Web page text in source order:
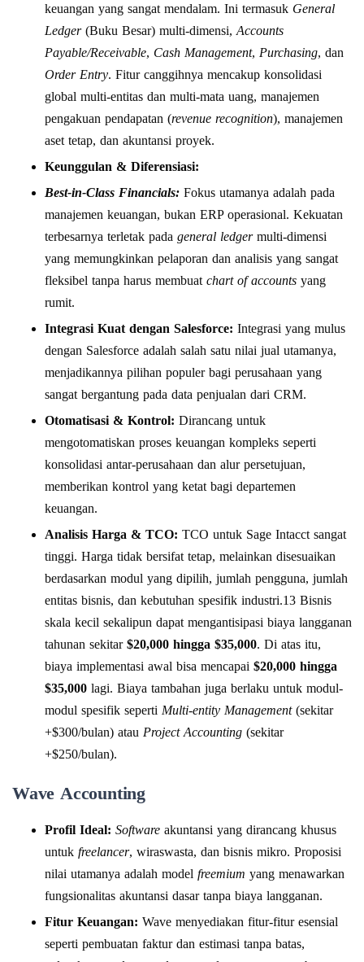
keuangan yang sangat mendalam. Ini termasuk General
Ledger(Buku Besar) multi-dimensi, Accounts
Payable/Receivable, Cash Management, Purchasing, dan
Order Entry. Fitur canggihnya mencakup konsolidasi
global multi-entitas dan multi-mata uang, manajemen
pengakuan pendapatan (revenue recognition), manajemen
aset tetap, dan akuntansi proyek.
Keunggulan & Diferensiasi:
Best-in-Class Financials: Fokus utamanya adalah pada
manajemen keuangan, bukan ERP operasional. Kekuatan
terbesarnya terletak pada general ledgermulti-dimensi
yang memungkinkan pelaporan dan analisis yang sangat
fleksibel tanpa harus membuat chart of accounts yang
rumit.
Integrasi Kuat dengan Salesforce: Integrasi yang mulus
dengan Salesforce adalah salah satu nilai jual utamanya,
menjadikannya pilihan populer bagi perusahaan yang
sangat bergantung pada data penjualan dari CRM.
Otomatisasi & Kontrol: Dirancang untuk
mengotomatiskan proses keuangan kompleks seperti
konsolidasi antar-perusahaan dan alur persetujuan,
memberikan kontrol yang ketat bagi departemen
keuangan.
Analisis Harga & TCO: TCO untuk Sage Intacct sangat
tinggi. Harga tidak bersifat tetap, melainkan disesuaikan
berdasarkan modul yang dipilih, jumlah pengguna, jumlah
entitas bisnis, dan kebutuhan spesifik industri.13 Bisnis
skala kecil sekalipun dapat mengantisipasi biaya langganan
tahunan sekitar $20,000 hingga $35,000. Di atas itu,
biaya implementasi awal bisa mencapai $20,000 hingga
$35,000 lagi. Biaya tambahan juga berlaku untuk modul-
modul spesifik seperti Multi-entity Management(sekitar
+$300/bulan) atau Project Accounting (sekitar
+$250/bulan).
Wave Accounting
Profil Ideal: Software akuntansi yang dirancang khusus
untuk freelancer, wiraswasta, dan bisnis mikro. Proposisi
nilai utamanya adalah model freemium yang menawarkan
fungsionalitas akuntansi dasar tanpa biaya langganan.
Fitur Keuangan: Wave menyediakan fitur-fitur esensial
seperti pembuatan faktur dan estimasi tanpa batas,